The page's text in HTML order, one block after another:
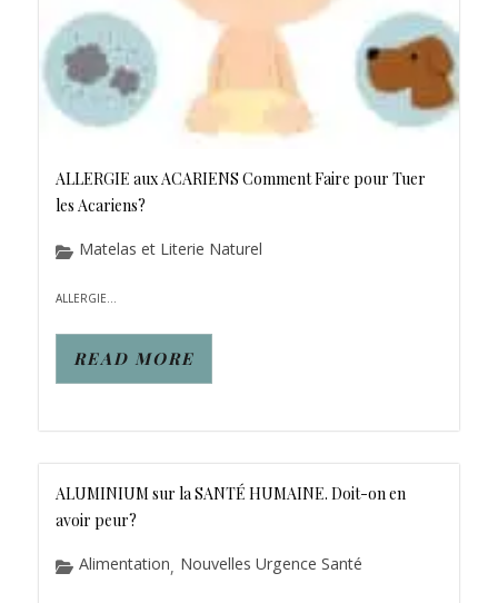
ALLERGIE aux ACARIENS Comment Faire pour Tuer
les Acariens?
Matelas et Literie Naturel
ALLERGIE...
READ MORE
ALUMINIUM sur la SANTÉ HUMAINE. Doit-on en
avoir peur?
Alimentation, Nouvelles Urgence Santé